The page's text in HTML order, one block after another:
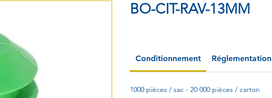
BO-CIT-RAV-13MM
Conditionnement Réglementation
1000 pièces / sac - 20 000 pièces / carton